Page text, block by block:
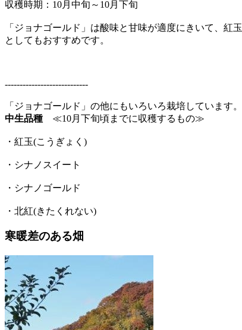
収穫時期：10月中旬～10月下旬
「ジョナゴールド」は酸味と甘味が適度にきいて、
としてもおすすめです。
----------------------------
「ジョナゴールド」の他にもいろいろ栽培しています。
中生品種 ≪10月下旬頃までに収穫するもの≫
・紅玉(こうぎょく)
・シナノスイート
・シナノゴールド
・北紅(きたくれない)
寒暖差のある畑